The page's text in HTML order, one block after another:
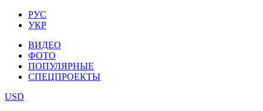
РУС
УКР
ВИДЕО
ФОТО
ПОПУЛЯРНЫЕ
СПЕЦПРОЕКТЫ
USD